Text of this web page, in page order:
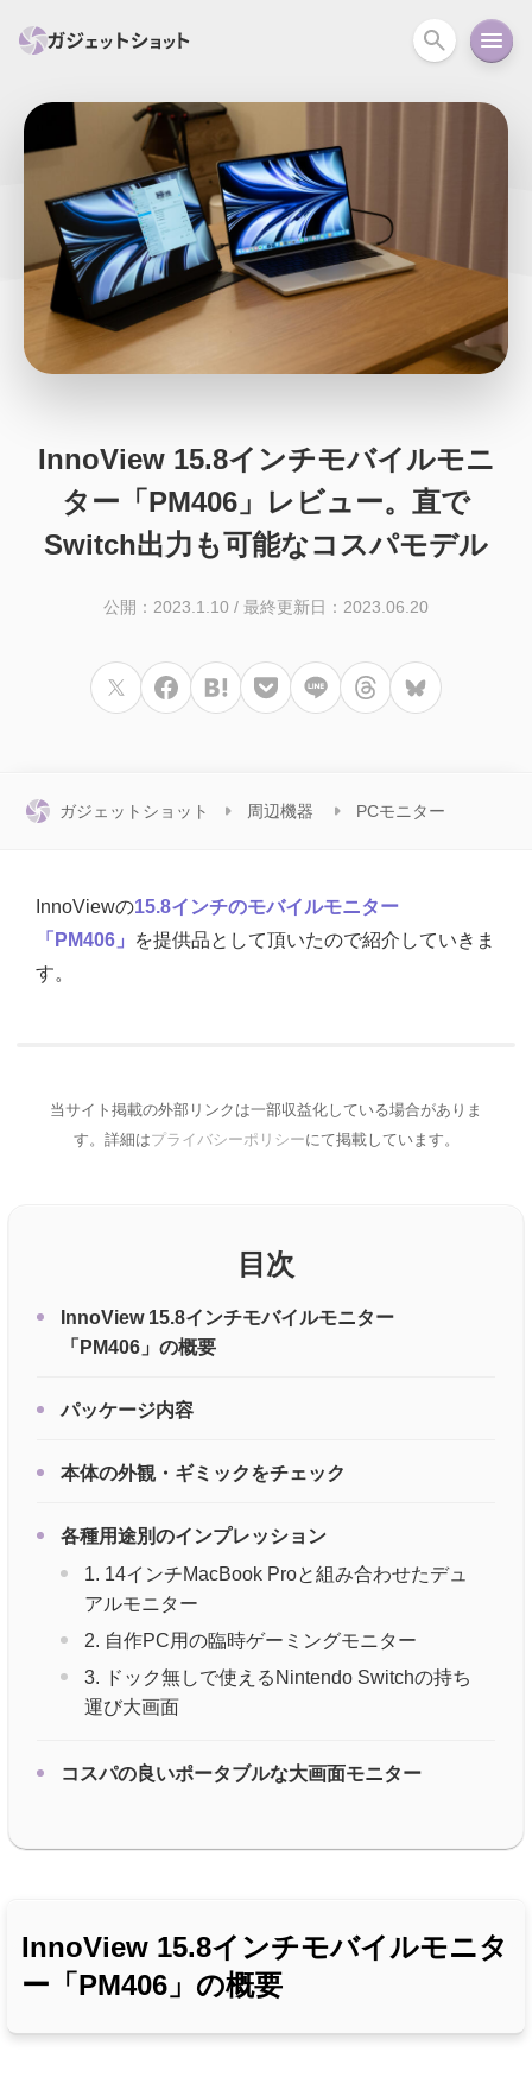
スマホ PC関連
セール情報 スマートホーム アクションカメラ
回線 iPhone iPad Mac
ニュース
InnoView 15.8インチモバイルモニ
ター「PM406」レビュー。直で
Switch出力も可能なコスパモデル
公開：2023.1.10 / 最終更新日：2023.06.20
ガジェットショット 周辺機器 PCモニター
InnoViewの15.8インチのモバイルモニター
「PM406」
を提供品として頂いたので紹介していきま
す。
当サイト掲載の外部リンクは一部収益化している場合がありま
す。詳細はプライバシーポリシーにて掲載しています。
目次
InnoView 15.8インチモバイルモニター
「PM406」の概要
パッケージ内容
本体の外観・ギミックをチェック
各種用途別のインプレッション
1. 14インチMacBook Proと組み合わせたデュ
アルモニター
2. 自作PC用の臨時ゲーミングモニター
3. ドック無しで使えるNintendo Switchの持ち
運び大画面
コスパの良いポータブルな大画面モニター
InnoView 15.8インチモバイルモニタ
ー「PM406」の概要